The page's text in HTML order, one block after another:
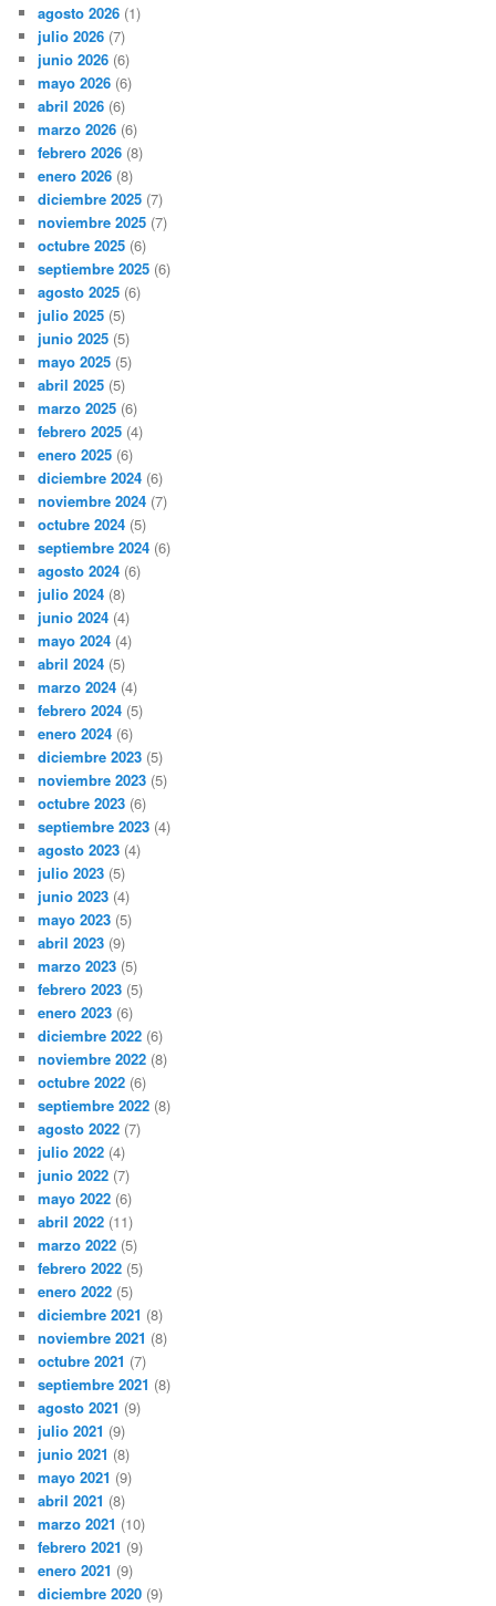
agosto 2026 (1)
julio 2026 (7)
junio 2026 (6)
mayo 2026 (6)
abril 2026 (6)
marzo 2026 (6)
febrero 2026 (8)
enero 2026 (8)
diciembre 2025 (7)
noviembre 2025 (7)
octubre 2025 (6)
septiembre 2025 (6)
agosto 2025 (6)
julio 2025 (5)
junio 2025 (5)
mayo 2025 (5)
abril 2025 (5)
marzo 2025 (6)
febrero 2025 (4)
enero 2025 (6)
diciembre 2024 (6)
noviembre 2024 (7)
octubre 2024 (5)
septiembre 2024 (6)
agosto 2024 (6)
julio 2024 (8)
junio 2024 (4)
mayo 2024 (4)
abril 2024 (5)
marzo 2024 (4)
febrero 2024 (5)
enero 2024 (6)
diciembre 2023 (5)
noviembre 2023 (5)
octubre 2023 (6)
septiembre 2023 (4)
agosto 2023 (4)
julio 2023 (5)
junio 2023 (4)
mayo 2023 (5)
abril 2023 (9)
marzo 2023 (5)
febrero 2023 (5)
enero 2023 (6)
diciembre 2022 (6)
noviembre 2022 (8)
octubre 2022 (6)
septiembre 2022 (8)
agosto 2022 (7)
julio 2022 (4)
junio 2022 (7)
mayo 2022 (6)
abril 2022 (11)
marzo 2022 (5)
febrero 2022 (5)
enero 2022 (5)
diciembre 2021 (8)
noviembre 2021 (8)
octubre 2021 (7)
septiembre 2021 (8)
agosto 2021 (9)
julio 2021 (9)
junio 2021 (8)
mayo 2021 (9)
abril 2021 (8)
marzo 2021 (10)
febrero 2021 (9)
enero 2021 (9)
diciembre 2020 (9)